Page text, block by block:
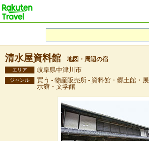
清水屋資料館 地図・周辺の宿
エリア 岐阜県中津川市
ジャンル
買う - 物産販売所 - 資料館・郷土館・展
示館・文学館